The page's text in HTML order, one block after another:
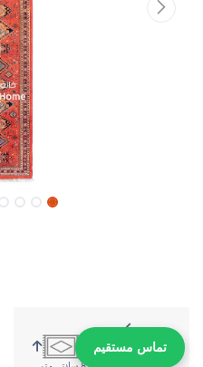
تماس مستقیم